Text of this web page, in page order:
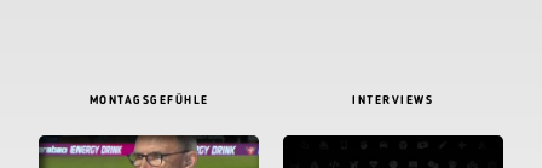
MONTAGSGEFÜHLE INTERVIEWS